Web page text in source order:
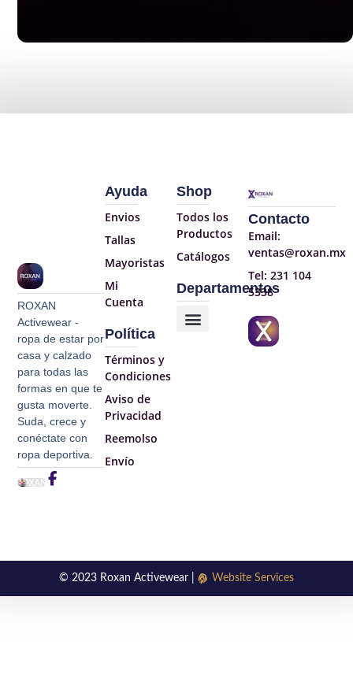
ROXAN
Activewear -
ropa de estar por
casa y calzado
para todas las
formas en que te
gusta moverte.
Suda, crece y
conéctate con
ropa deportiva.
Shop
Todos los
Productos
Catálogos
Departamentos
Ayuda
Envios
Tallas
Mayoristas
Mi
Cuenta
Política
Términos y
Condiciones
Aviso de
Privacidad​
Reemolso
Envío
Contacto
Email:
ventas@roxan.mx
Tel: 231 104
5338
© 2023 Roxan Activewear | Website Services